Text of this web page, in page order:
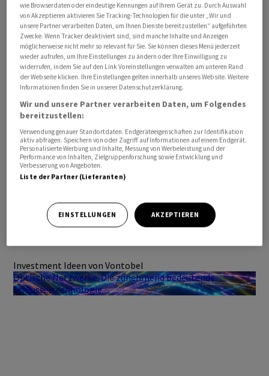
Investment Ideen von Vontobel
Optische Netzwerke: Die zunehmend bedeutende
Schlüsseltechnologie
wie Browserdaten oder eindeutige Kennungen auf Ihrem Gerät zu. Durch Auswahl
von Akzeptieren aktivieren Sie Tracking-Technologien für die unter „Wir und
unsere Partner verarbeiten Daten, um Ihnen Dienste bereitzustellen“ aufgeführten
Zwecke. Wenn Tracker deaktiviert sind, sind manche Inhalte und Anzeigen
möglicherweise nicht mehr so relevant für Sie. Sie können dieses Menü jederzeit
wieder aufrufen, um Ihre Einstellungen zu ändern oder Ihre Einwilligung zu
widerrufen, indem Sie auf den Link Voreinstellungen verwalten am unteren Rand
der Webseite klicken. Ihre Einstellungen gelten innerhalb unseres Website. Weitere
Informationen finden Sie in unserer Datenschutzerklärung.
Wir und unsere Partner verarbeiten Daten, um Folgendes
bereitzustellen:
Verwendung genauer Standortdaten. Endgeräteeigenschaften zur Identifikation
aktiv abfragen. Speichern von oder Zugriff auf Informationen auf einem Endgerät.
Personalisierte Werbung und Inhalte, Messung von Werbeleistung und der
Performance von Inhalten, Zielgruppenforschung sowie Entwicklung und
Verbesserung von Angeboten.
Liste der Partner (Lieferanten)
EINSTELLUNGEN AKZEPTIEREN